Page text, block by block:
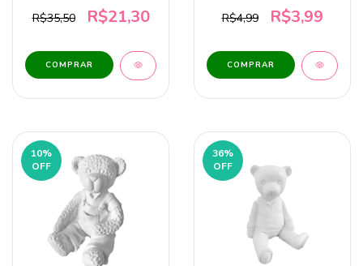
R$35,50
R$21,30
R$4,99
R$3,99
10%
OFF
36%
OFF